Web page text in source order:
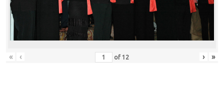
« ‹ of 12 › »